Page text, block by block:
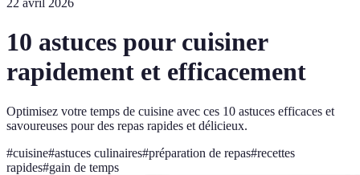
22 avril 2026
10 astuces pour cuisiner
rapidement et efficacement
Optimisez votre temps de cuisine avec ces 10 astuces efficaces et
savoureuses pour des repas rapides et délicieux.
#cuisine#astuces culinaires#préparation de repas#recettes
rapides#gain de temps